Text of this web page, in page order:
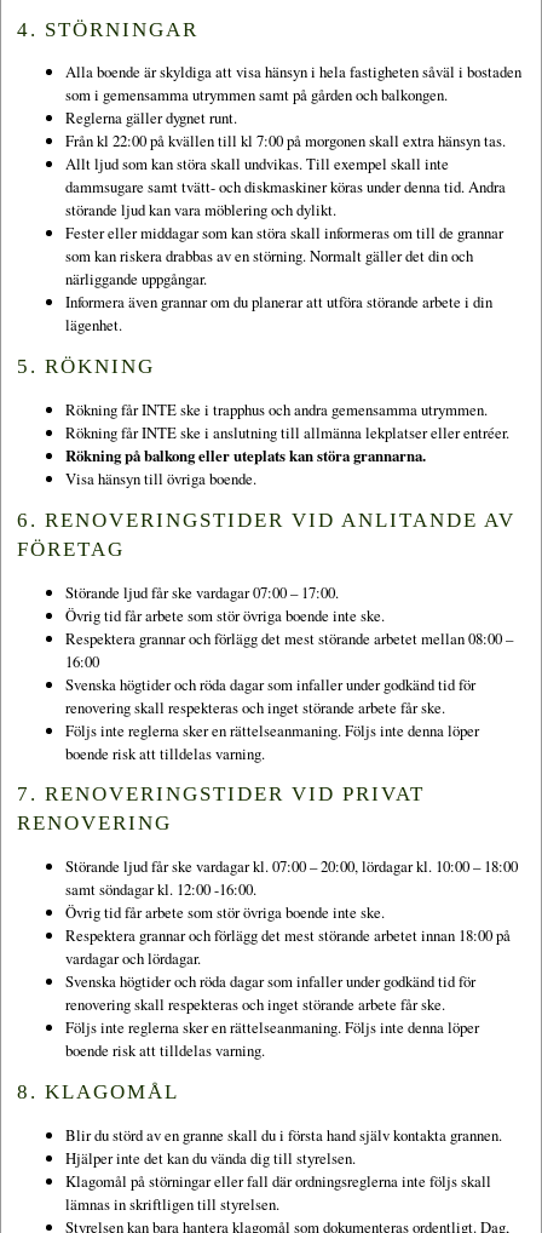
4. STÖRNINGAR
Alla boende är skyldiga att visa hänsyn i hela fastigheten såväl i bostaden
som i gemensamma utrymmen samt på gården och balkongen.
Reglerna gäller dygnet runt.
Från kl 22:00 på kvällen till kl 7:00 på morgonen skall extra hänsyn tas.
Allt ljud som kan störa skall undvikas. Till exempel skall inte
dammsugare samt tvätt- och diskmaskiner köras under denna tid. Andra
störande ljud kan vara möblering och dylikt.
Fester eller middagar som kan störa skall informeras om till de grannar
som kan riskera drabbas av en störning. Normalt gäller det din och
närliggande uppgångar.
Informera även grannar om du planerar att utföra störande arbete i din
lägenhet.
5. RÖKNING
Rökning får INTE ske i trapphus och andra gemensamma utrymmen.
Rökning får INTE ske i anslutning till allmänna lekplatser eller entréer.
Rökning på balkong eller uteplats kan störa grannarna.
Visa hänsyn till övriga boende.
6. RENOVERINGSTIDER VID ANLITANDE AV
FÖRETAG
Störande ljud får ske vardagar 07:00 – 17:00.
Övrig tid får arbete som stör övriga boende inte ske.
Respektera grannar och förlägg det mest störande arbetet mellan 08:00 –
16:00
Svenska högtider och röda dagar som infaller under godkänd tid för
renovering skall respekteras och inget störande arbete får ske.
Följs inte reglerna sker en rättelseanmaning. Följs inte denna löper
boende risk att tilldelas varning.
7. RENOVERINGSTIDER VID PRIVAT
RENOVERING
Störande ljud får ske vardagar kl. 07:00 – 20:00, lördagar kl. 10:00 – 18:00
samt söndagar kl. 12:00 -16:00.
Övrig tid får arbete som stör övriga boende inte ske.
Respektera grannar och förlägg det mest störande arbetet innan 18:00 på
vardagar och lördagar.
Svenska högtider och röda dagar som infaller under godkänd tid för
renovering skall respekteras och inget störande arbete får ske.
Följs inte reglerna sker en rättelseanmaning. Följs inte denna löper
boende risk att tilldelas varning.
8. KLAGOMÅL
Blir du störd av en granne skall du i första hand själv kontakta grannen.
Hjälper inte det kan du vända dig till styrelsen.
Klagomål på störningar eller fall där ordningsreglerna inte följs skall
lämnas in skriftligen till styrelsen.
Styrelsen kan bara hantera klagomål som dokumenteras ordentligt. Dag,